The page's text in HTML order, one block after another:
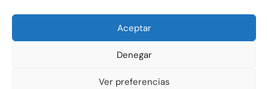
Aceptar
Denegar
Ver preferencias
C/Ocaña 205, local 3 y 4 C.P: 28047 - Madrid